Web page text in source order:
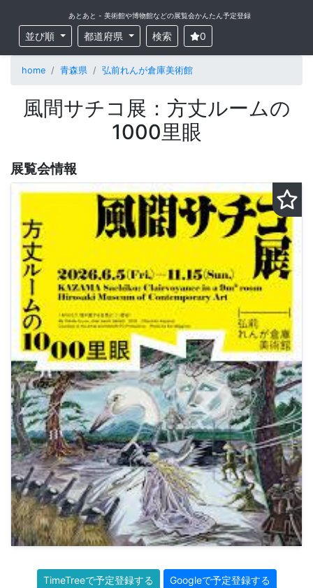
あとあと - 美術館や博物館などの展覧会かんたん予定登録
並び順 都道府県 検索 0
home 青森県 弘前れんが倉庫美術館
風間サチコ展：方丈ルームの
1000里眼
展覧会情報
TimeTreeで予定登録する Googleで予定登録する